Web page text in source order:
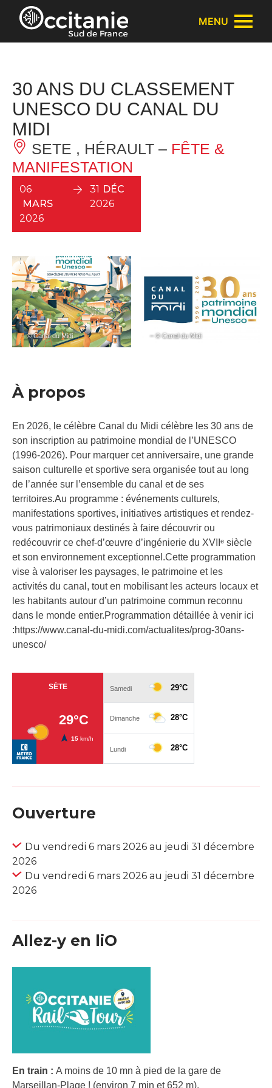
Panneau de gestion des cookies
MENU
30 ANS DU CLASSEMENT
UNESCO DU CANAL DU
MIDI
SETE , HÉRAULT – FÊTE &
MANIFESTATION
06
MARS
2026
31 DÉC
2026
– © Canal du Midi – © Canal du Midi
À propos
En 2026, le célèbre Canal du Midi célèbre les 30 ans de
son inscription au patrimoine mondial de l’UNESCO
(1996-2026). Pour marquer cet anniversaire, une grande
saison culturelle et sportive sera organisée tout au long
de l’année sur l’ensemble du canal et de ses
territoires.Au programme : événements culturels,
manifestations sportives, initiatives artistiques et rendez-
vous patrimoniaux destinés à faire découvrir ou
redécouvrir ce chef-d’œuvre d’ingénierie du XVIIᵉ siècle
et son environnement exceptionnel.Cette programmation
vise à valoriser les paysages, le patrimoine et les
activités du canal, tout en mobilisant les acteurs locaux et
les habitants autour d’un patrimoine commun reconnu
dans le monde entier.Programmation détaillée à venir ici
:https://www.canal-du-midi.com/actualites/prog-30ans-
unesco/
Ouverture
Du vendredi 6 mars 2026 au jeudi 31 décembre
2026
Du vendredi 6 mars 2026 au jeudi 31 décembre
2026
Allez-y en liO
En train : A moins de 10 mn à pied de la gare de
Marseillan-Plage ! (environ 7 min et 652 m).